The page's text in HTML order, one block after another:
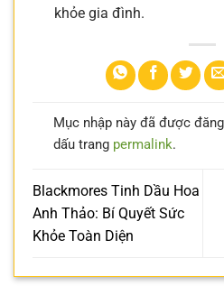
khỏe gia đình.
Mục nhập này đã được
dấu trang permalink.
Blackmores Tinh Dầu Hoa
Anh Thảo: Bí Quyết Sức
Khỏe Toàn Diện